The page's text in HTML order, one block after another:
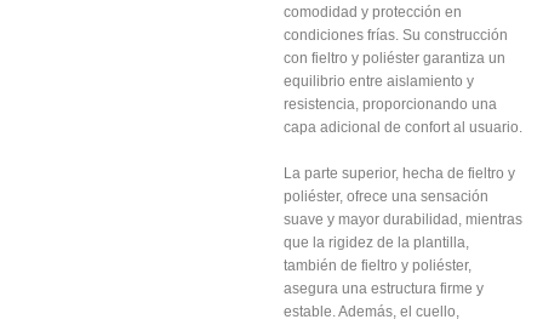
comodidad y protección en
condiciones frías. Su construcción
con fieltro y poliéster garantiza un
equilibrio entre aislamiento y
resistencia, proporcionando una
capa adicional de confort al usuario.
La parte superior, hecha de fieltro y
poliéster, ofrece una sensación
suave y mayor durabilidad, mientras
que la rigidez de la plantilla,
también de fieltro y poliéster,
asegura una estructura firme y
estable. Además, el cuello,